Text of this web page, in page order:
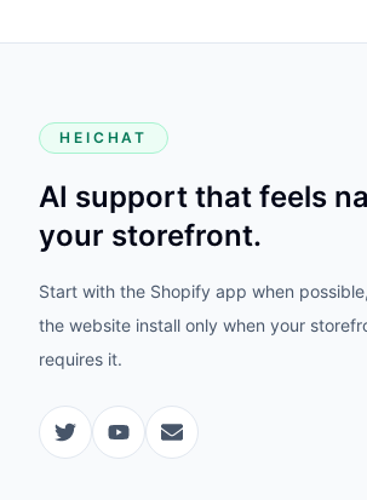
HEICHAT
AI support that feels
your storefront.
Start with the Shopify app when
the website install only when your
requires it.